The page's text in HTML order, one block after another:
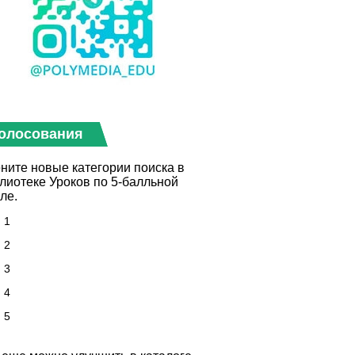
новые категории поиска в
Уроков по 5-балльной
1
2
3
4
5